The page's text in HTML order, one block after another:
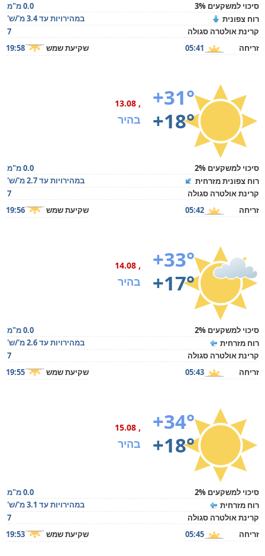
סיכוי למשקעים 3%
0.0 מ"מ
רוח צפונית
במהירויות עד 3.4 מ'/ש'
קרינת אולטרה סגולה
7
זריחה
05:41 שקיעת שמש 19:58
+31°
+18°
, 13.08
בהיר
סיכוי למשקעים 2%
0.0 מ"מ
רוח צפונית מזרחית
במהירויות עד 2.7 מ'/ש'
קרינת אולטרה סגולה
7
זריחה
05:42 שקיעת שמש 19:56
+33°
+17°
, 14.08
בהיר
סיכוי למשקעים 2%
0.0 מ"מ
רוח מזרחית
במהירויות עד 2.6 מ'/ש'
קרינת אולטרה סגולה
7
זריחה
05:43 שקיעת שמש 19:55
+34°
+18°
, 15.08
בהיר
סיכוי למשקעים 2%
0.0 מ"מ
רוח מזרחית
במהירויות עד 3.1 מ'/ש'
קרינת אולטרה סגולה
7
זריחה
05:45 שקיעת שמש 19:53